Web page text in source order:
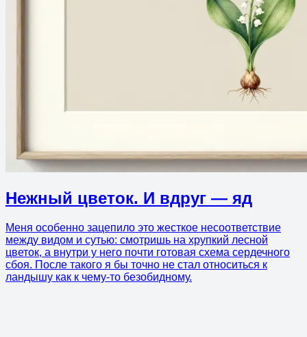
Нежный цветок. И вдруг — яд
Меня особенно зацепило это жесткое несоответствие
между видом и сутью: смотришь на хрупкий лесной
цветок, а внутри у него почти готовая схема сердечного
сбоя. После такого я бы точно не стал относиться к
ландышу как к чему-то безобидному.